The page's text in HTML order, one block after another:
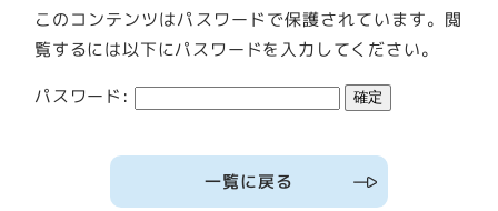
このコンテンツはパスワードで保護されています。閲
覧するには以下にパスワードを入力してください。
パスワード:
一覧に戻る